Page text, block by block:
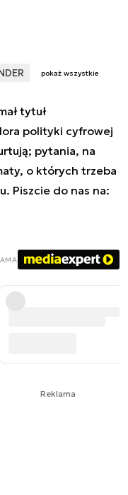
pokaż wszystkie
tytuł
polityki cyfrowej
pytania, na
o których trzeba
Piszcie do nas na:
Reklama